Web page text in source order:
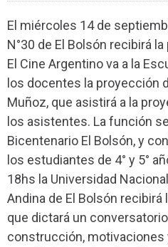
El miércoles 14 de
N°30 de El Bolsón recibirá
El Cine Argentino va a la
los docentes la proyección
Muñoz, que asistirá a la
los asistentes. La función
Bicentenario El Bolsón, y
los estudiantes de 4° y 5°
18hs la Universidad
Andina de El Bolsón
que dictará un
construcción,